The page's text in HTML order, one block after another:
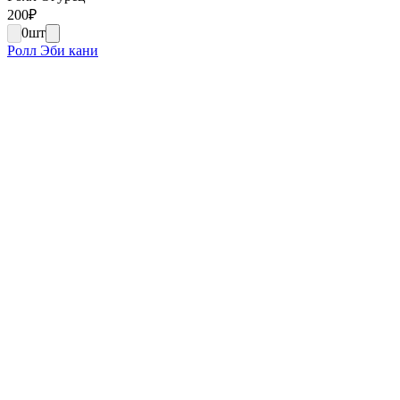
200₽
0шт
Ролл Эби кани